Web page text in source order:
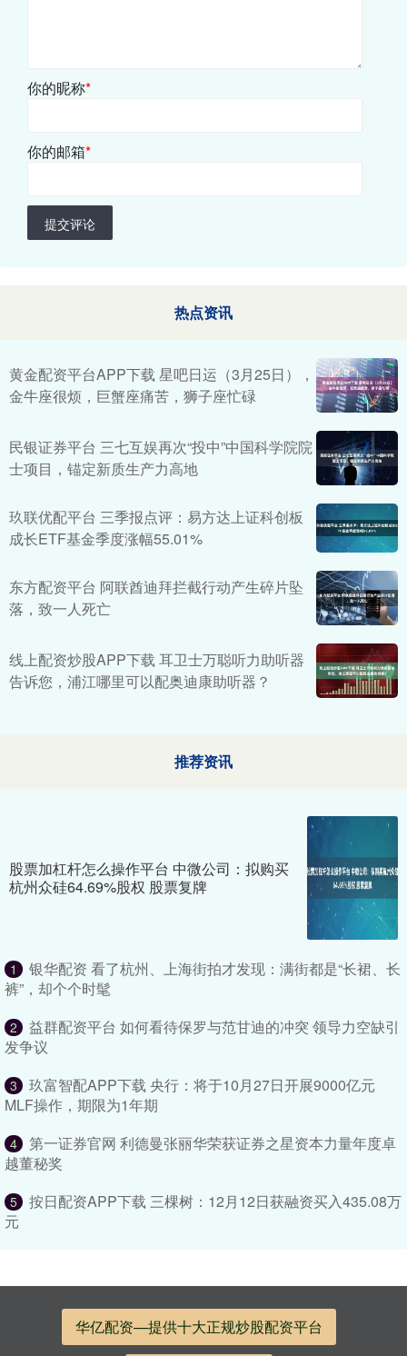
你的昵称*
你的邮箱*
提交评论
热点资讯
黄金配资平台APP下载 星吧日运（3月25日），
金牛座很烦，巨蟹座痛苦，狮子座忙碌
民银证券平台 三七互娱再次“投中”中国科学院院
士项目，锚定新质生产力高地
玖联优配平台 三季报点评：易方达上证科创板
成长ETF基金季度涨幅55.01%
东方配资平台 阿联酋迪拜拦截行动产生碎片坠
落，致一人死亡
线上配资炒股APP下载 耳卫士万聪听力助听器
告诉您，浦江哪里可以配奥迪康助听器？
推荐资讯
股票加杠杆怎么操作平台 中微公司：拟购买
杭州众硅64.69%股权 股票复牌
1
银华配资 看了杭州、上海街拍才发现：满街都是“长裙、长
裤”，却个个时髦
2
益群配资平台 如何看待保罗与范甘迪的冲突 领导力空缺引
发争议
3
玖富智配APP下载 央行：将于10月27日开展9000亿元
MLF操作，期限为1年期
4
第一证券官网 利德曼张丽华荣获证券之星资本力量年度卓
越董秘奖
5
按日配资APP下载 三棵树：12月12日获融资买入435.08万
元
华亿配资—提供十大正规炒股配资平台